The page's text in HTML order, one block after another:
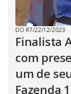
DO R7/22/12/2023
Finalista
com
um de
Fazenda